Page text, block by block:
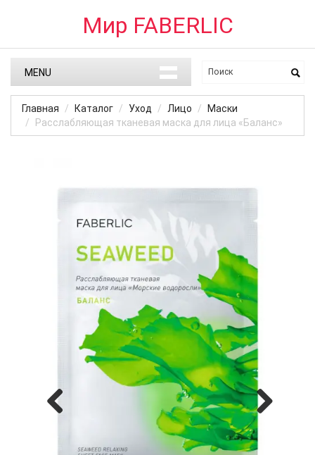
Мир FABERLIC
MENU
Главная Каталог Уход Лицо
Маски
Расслабляющая тканевая маска для лица «Баланс»